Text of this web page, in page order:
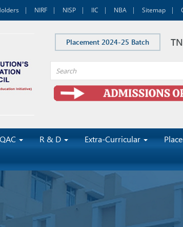
NIRF NISP IIC NBA Sitemap
Placement 2024-25 Batch
R & D Extra-Curricular